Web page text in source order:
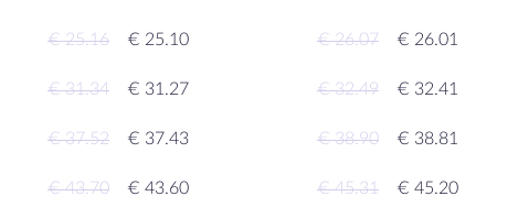
€ 25.16 € 25.10 € 26.07 € 26.01
€ 31.34 € 31.27 € 32.49 € 32.41
€ 37.52 € 37.43 € 38.90 € 38.81
€ 43.70 € 43.60 € 45.31 € 45.20